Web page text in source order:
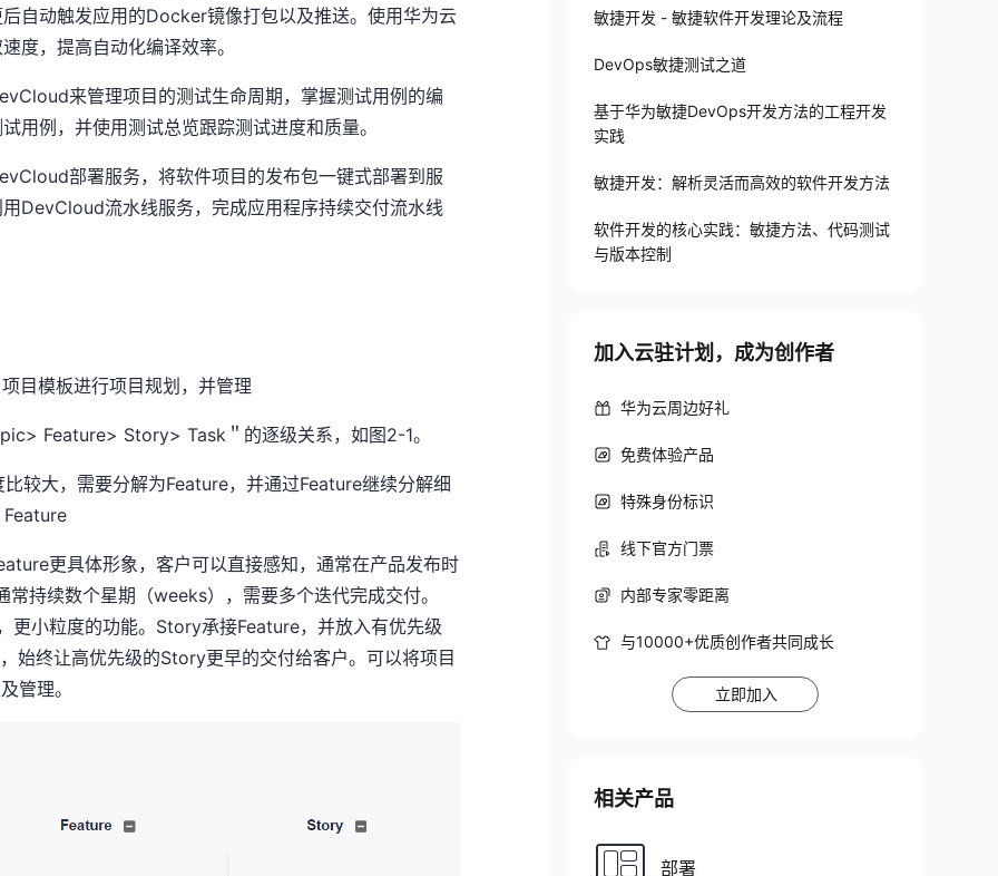
自动触发应用的Docker镜像打包以及推送。使用华为云
度，提高自动化编译效率。
来管理项目的测试生命周期，掌握测试用例的编
用例，并使用测试总览跟踪测试进度和质量。
部署服务，将软件项目的发布包一键式部署到服
DevCloud流水线服务，完成应用程序持续交付流水线
目模板进行项目规划，并管理
Feature> Story> Task＂的逐级关系，如图2-1。
较大，需要分解为Feature，并通过Feature继续分解细
更具体形象，客户可以直接感知，通常在产品发布时
持续数个星期（weeks），需要多个迭代完成交付。
更小粒度的功能。Story承接Feature，并放入有优先级
始终让高优先级的Story更早的交付给客户。可以将项目
管理。
敏捷开发 - 敏捷软件开发理论及流程
DevOps敏捷测试之道
基于华为敏捷DevOps开发方法的工程开发
实践
敏捷开发：解析灵活而高效的软件开发方法
软件开发的核心实践：敏捷方法、代码测试
与版本控制
加入云驻计划，成为创作者
华为云周边好礼
免费体验产品
特殊身份标识
线下官方门票
内部专家零距离
与10000+优质创作者共同成长
立即加入
相关产品
部署